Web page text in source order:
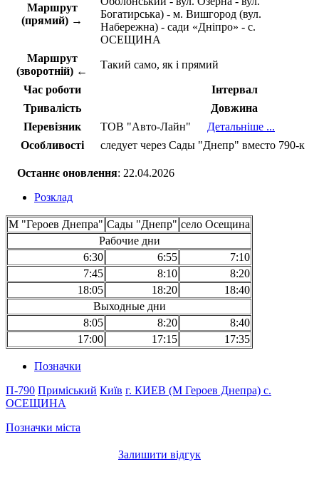
Маршрут
(прямий) →
Богатирська) - м. Вишгород (вул.
Набережна) - сади «Дніпро» - с.
ОСЕЩИНА
Маршрут
(зворотній) ←
Такий само, як і прямий
Час роботи
Інтервал
Тривалість
Довжина
Перевізник
ТОВ "Авто-Лайн"
Детальніше ...
Особливості
следует через Сады "Днепр" вместо 790-к
Останнє оновлення: 22.04.2026
Розклад
М "Героев Днепра" Сады "Днепр" село Осещина
Рабочие дни
6:30
6:55
7:10
7:45
8:10
8:20
18:05
18:20
18:40
Выходные дни
8:05
8:20
8:40
17:00
17:15 17:35
Позначки
П-790 Приміський Київ г. КИЕВ (М Героев Днепра) с.
ОСЕЩИНА
Позначки міста
Залишити відгук